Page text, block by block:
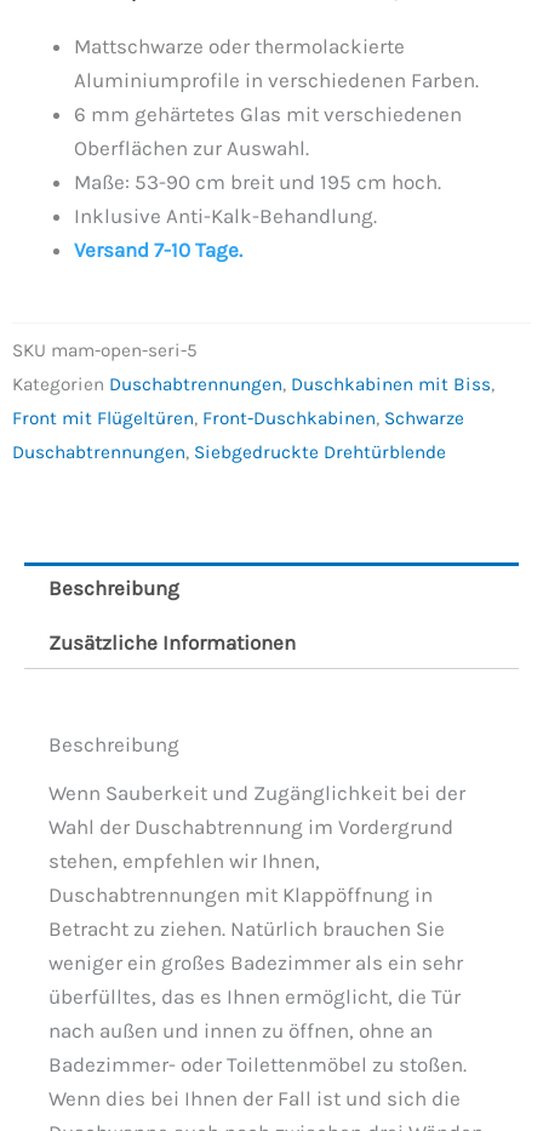
Mattschwarze oder thermolackierte
Aluminiumprofile in verschiedenen Farben.
6 mm gehärtetes Glas mit verschiedenen
Oberflächen zur Auswahl.
Maße: 53-90 cm breit und 195 cm hoch.
Inklusive Anti-Kalk-Behandlung.
Versand 7-10 Tage.
SKU mam-open-seri-5
Kategorien Duschabtrennungen, Duschkabinen mit Biss,
Front mit Flügeltüren, Front-Duschkabinen, Schwarze
Duschabtrennungen, Siebgedruckte Drehtürblende
Beschreibung
Zusätzliche Informationen
Beschreibung
Wenn Sauberkeit und Zugänglichkeit bei der
Wahl der Duschabtrennung im Vordergrund
stehen, empfehlen wir Ihnen,
Duschabtrennungen mit Klappöffnung in
Betracht zu ziehen. Natürlich brauchen Sie
weniger ein großes Badezimmer als ein sehr
überfülltes, das es Ihnen ermöglicht, die Tür
nach außen und innen zu öffnen, ohne an
Badezimmer- oder Toilettenmöbel zu stoßen.
Wenn dies bei Ihnen der Fall ist und sich die